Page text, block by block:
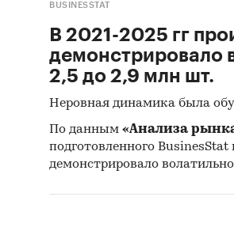
BUSINESSTAT
В 2021-2025 гг
демонстрировало
2,5 до 2,9 млн шт.
Неровная динамика была
По данным «Анализа
подготовленного BusinesStat
демонстрировало